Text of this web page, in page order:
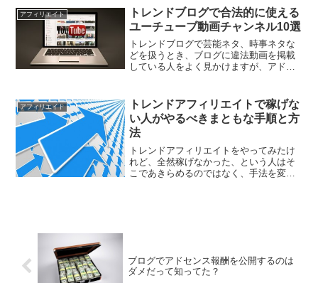
アフィリエイト
トレンドブログで合法的に使える
ユーチューブ動画チャンネル10選
トレンドブログで芸能ネタ、時事ネタな
どを扱うとき、ブログに違法動画を掲載
している人をよく見かけますが、アドセ
的に使える動画を扱っているユーチュー
ブチャンネルをまとめてみ...
アフィリエイト
トレンドアフィリエイトで稼げな
い人がやるべきまともな手順と方
法
トレンドアフィリエイトをやってみたけ
れど、全然稼げなかった、という人はそ
こであきらめるのではなく、手法を変え
ブログでアドセンス報酬を公開するのは
ダメだって知ってた？